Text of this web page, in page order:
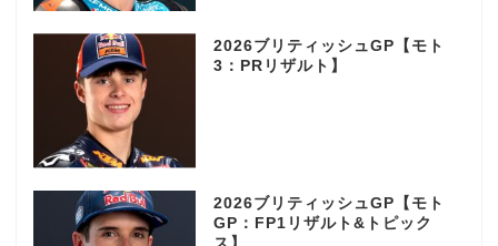
2026ブリティッシュGP【モト
3：PRリザルト】
2026ブリティッシュGP【モト
GP：FP1リザルト&トピック